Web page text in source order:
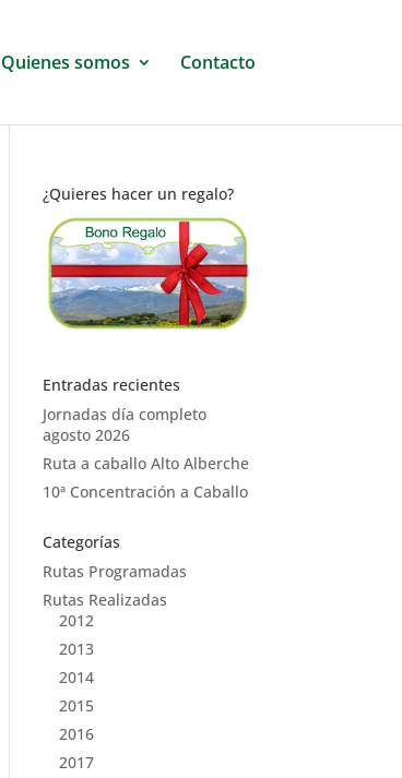
Quienes somos Contacto
¿Quieres hacer un regalo?
Entradas recientes
Jornadas día completo
agosto 2026
Ruta a caballo Alto Alberche
10ª Concentración a Caballo
Categorías
Rutas Programadas
Rutas Realizadas
2012
2013
2014
2015
2016
2017